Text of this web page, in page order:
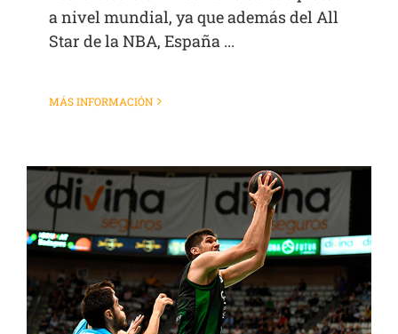
a nivel mundial, ya que además del All
Star de la NBA, España ...
MÁS INFORMACIÓN